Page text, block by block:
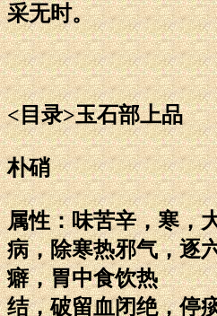
采无时。
<目录>玉石部上品
朴硝
属性：味苦辛，寒，
病，除寒热邪气，逐
癖，胃中食饮热
结，破留血闭绝，停